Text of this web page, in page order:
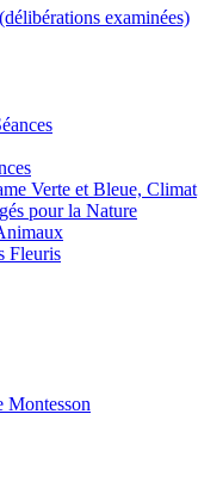
examinées)
Verte et Bleue, Climat
pour la Nature
Fleuris
Montesson